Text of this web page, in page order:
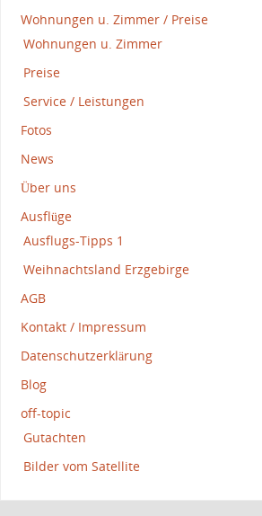
Wohnungen u. Zimmer / Preise
Wohnungen u. Zimmer
Preise
Service / Leistungen
Fotos
News
Über uns
Ausflüge
Ausflugs-Tipps 1
Weihnachtsland Erzgebirge
AGB
Kontakt / Impressum
Datenschutzerklärung
Blog
off-topic
Gutachten
Bilder vom Satellite